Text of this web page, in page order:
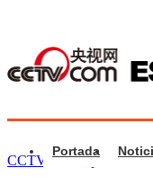
Portada
CCTV.com Español>